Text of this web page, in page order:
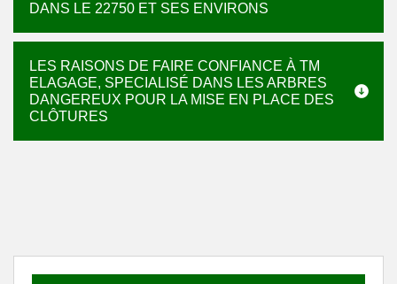
DANS LE 22750 ET SES ENVIRONS
LES RAISONS DE FAIRE CONFIANCE À TM
ELAGAGE, SPECIALISÉ DANS LES ARBRES
DANGEREUX POUR LA MISE EN PLACE DES
CLÔTURES